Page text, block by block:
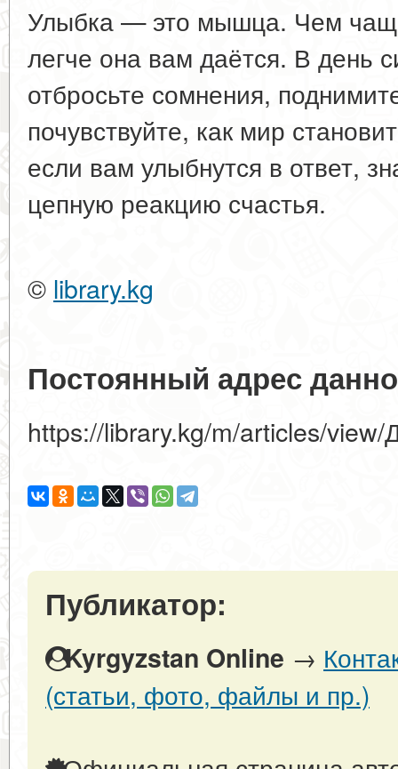
Улыбка — это мышца. Чем
легче она вам даётся. В день
отбросьте сомнения,
почувствуйте, как мир
если вам улыбнутся в ответ,
цепную реакцию счастья.
© library.kg
Постоянный адрес
https://library.kg/m/articles/
Публикатор:
Kyrgyzstan Online →
(статьи, фото, файлы и пр.)